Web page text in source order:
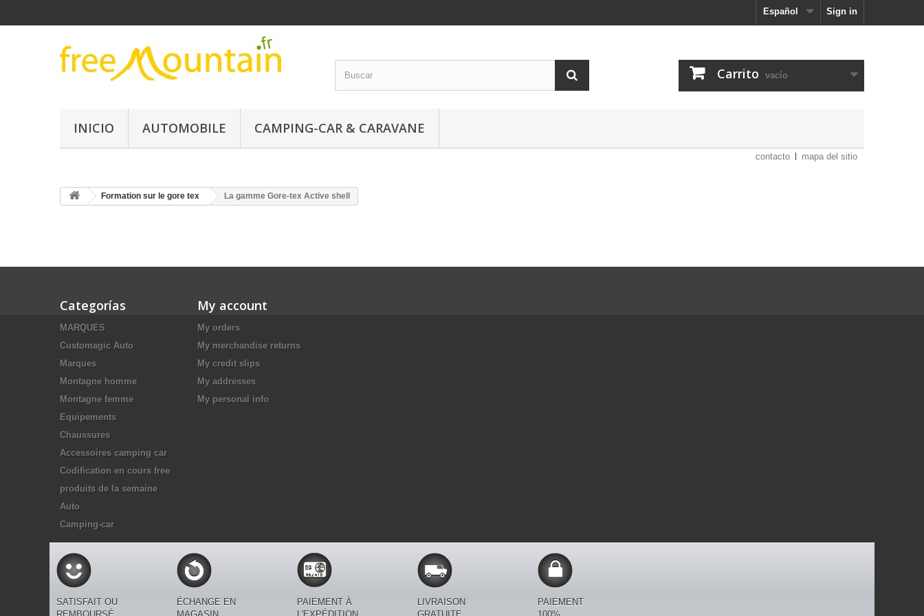
Sign in
Español
Carrito vacío
INICIO AUTOMOBILE CAMPING-CAR & CARAVANE
contacto mapa del sitio
Formation sur le gore tex La gamme Gore-tex Active shell
Categorías
MARQUES
Customagic Auto
Marques
Montagne homme
Montagne femme
Equipements
Chaussures
Accessoires camping car
Codification en cours free
produits de la semaine
Auto
Camping-car
My account
My orders
My merchandise returns
My credit slips
My addresses
My personal info
SATISFAIT OU
ÉCHANGE EN
PAIEMENT À
LIVRAISON
PAIEMENT